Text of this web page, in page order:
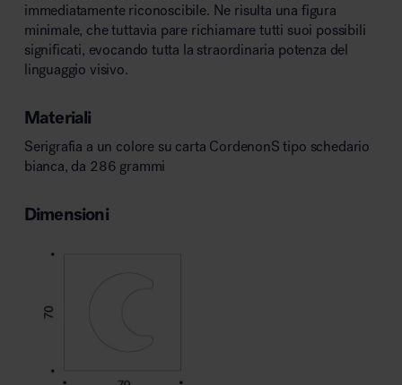
immediatamente riconoscibile. Ne risulta una figura
minimale, che tuttavia pare richiamare tutti suoi possibili
significati, evocando tutta la straordinaria potenza del
linguaggio visivo.
Materiali
Serigrafia a un colore su carta CordenonS tipo schedario
bianca, da 286 grammi
Dimensioni